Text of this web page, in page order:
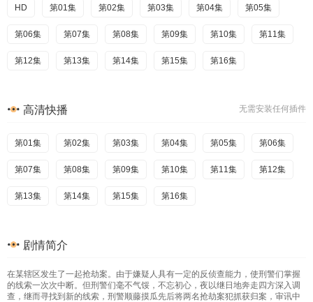
HD 第01集 第02集 第03集 第04集 第05集
第06集 第07集 第08集 第09集 第10集 第11集
第12集 第13集 第14集 第15集 第16集
无需安装任何插件
高清快播
第01集 第02集 第03集 第04集 第05集 第06集
第07集 第08集 第09集 第10集 第11集 第12集
第13集 第14集 第15集 第16集
剧情简介
在某辖区发生了一起抢劫案。由于嫌疑人具有一定的反侦查能力，使刑警们掌握
的线索一次次中断。但刑警们毫不气馁，不忘初心，夜以继日地奔走四方深入调
查，继而寻找到新的线索，刑警顺藤摸瓜先后将两名抢劫案犯抓获归案，审讯中